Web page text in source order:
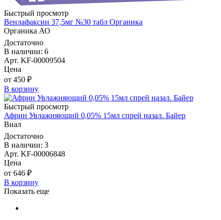
Быстрый просмотр
Венлафаксин 37,5мг №30 табл Органика
Органика АО
Достаточно
В наличии: 6
Арт. KF-00009504
Цена
от 450 ₽
В корзину
Быстрый просмотр
Африн Увлажняющий 0,05% 15мл спрей назал. Байер
Виал
Достаточно
В наличии: 3
Арт. KF-00006848
Цена
от 646 ₽
В корзину
Показать еще